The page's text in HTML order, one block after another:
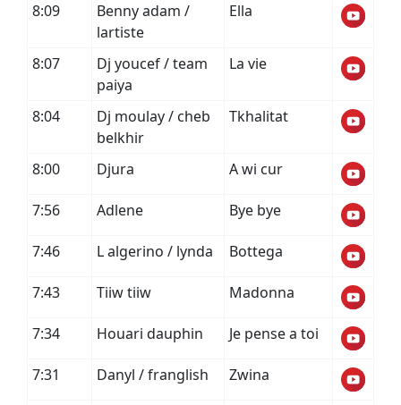
8:09
Benny adam /
lartiste
Ella
8:07
Dj youcef / team
paiya
La vie
8:04
Dj moulay / cheb
belkhir
Tkhalitat
8:00 Djura A wi cur
7:56 Adlene Bye bye
7:46 L algerino / lynda Bottega
7:43 Tiiw tiiw Madonna
7:34 Houari dauphin Je pense a toi
7:31 Danyl / franglish Zwina